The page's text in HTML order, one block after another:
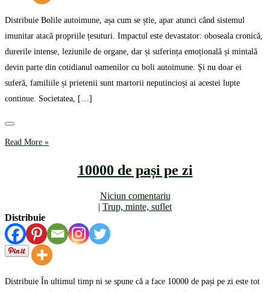
Distribuie Bolile autoimune, așa cum se știe, apar atunci când sistemul
imunitar atacă propriile țesuturi. Impactul este devastator: oboseala cronică,
durerile intense, leziunile de organe, dar și suferința emoțională și mintală
devin parte din cotidianul oamenilor cu boli autoimune. Și nu doar ei
suferă, familiile și prietenii sunt martorii neputincioși ai acestei lupte
continue. Societatea, […]
Read More »
10000 de pași pe zi
Niciun comentariu
| Trup, minte, suflet
Distribuie
Distribuie În ultimul timp ni se spune că a face 10000 de pași pe zi este tot